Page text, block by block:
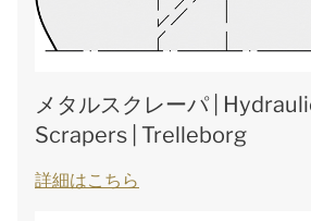
メタルスクレーパ |
Scrapers | Trelleborg
詳細はこちら